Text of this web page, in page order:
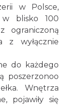
w Polsce,
w blisko 100
ograniczoną
z wyłącznie
do każdego
poszerzonoo
Wnętrza
pojawiły się